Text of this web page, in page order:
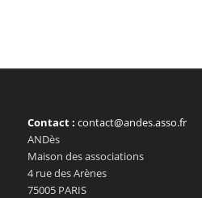
Contact : contact@andes.asso.fr
ANDès
Maison des associations
4 rue des Arènes
75005 PARIS